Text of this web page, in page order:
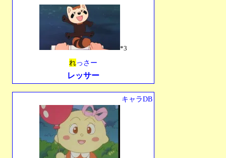
*3
れっさー
レッサー
キャラDB